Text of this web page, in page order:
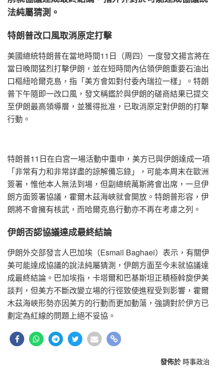
法純屬猜測。
特朗普改口風取消原定打擊
美國總統特朗普在當地時間11日（周四）一度發文揚言將在
當日晚間猛烈打擊伊朗，並在短時間內佔領伊朗重要石油出
口樞紐哈爾克島，指「美方會如對付委內瑞拉一樣」。特朗
普下午隨即一改口風，發文稱鑑於與伊朗的磋商結果已提交
至伊朗最高領導層，並獲得批准，已取消原定對伊朗的打擊
行動。
特朗普11日在白宮一場活動中重申，美方已與伊朗達成一項
「非常有力和非常詳盡的諒解備忘錄」，可能本周末在歐洲
簽署，惟他本人無法到場，但副總統萬斯將會出席，一旦伊
朗方面簽署協議，霍爾木茲海峽就會開放。特朗普形容，伊
朗將不會擁有核武，而哈爾克島行動亦不再在考慮之列。
伊朗否認協議達成最終結論
伊朗外交部發言人巴加埃（Esmail Baghaei）表示，有關伊
美可能達成協議的說法純屬猜測，伊朗方面至今未就協議達
成最終結論。巴加埃指，卡塔爾和巴基斯坦正積極斡旋伊美
談判，但美方不斷改變立場的行徑致使進程受到影響，霍爾
木茲海峽形勢亦因美方的行動而更加動蕩，強調對於伊方已
劃定為紅線的問題上絕不妥協。
發佈於 時事政治